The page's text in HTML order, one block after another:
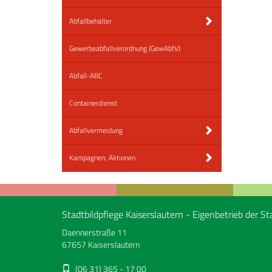
Abfallbehälter
Gewerbeabfallverordnung (GewAbfV)
Abfall-ABC
Containerdienst
Abfallvermeidung
Kampagnen, Aktionen
Stadtbildpflege Kaiserslautern - Eigenbetrieb der
Daennerstraße 11
67657 Kaiserslautern
(06 31) 365 - 17 00